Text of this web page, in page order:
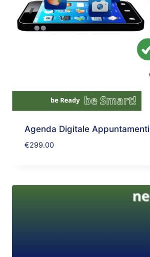
Agenda Digitale Appuntamenti
€299.00